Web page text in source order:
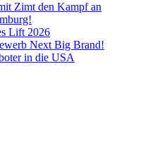
Zimt den Kampf an
Lift 2026
Next Big Brand!
in die USA